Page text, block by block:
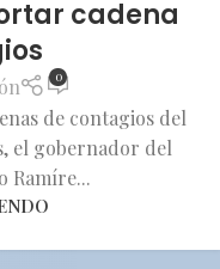
cadena
0
de contagios del
el gobernador del
Ramíre...